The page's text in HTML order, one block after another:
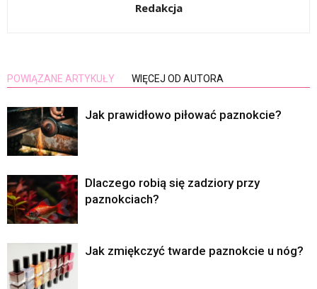
Redakcja
POWIĄZANE ARTYKUŁY WIĘCEJ OD AUTORA
Jak prawidłowo piłować paznokcie?
Dlaczego robią się zadziory przy
paznokciach?
Jak zmiękczyć twarde paznokcie u nóg?